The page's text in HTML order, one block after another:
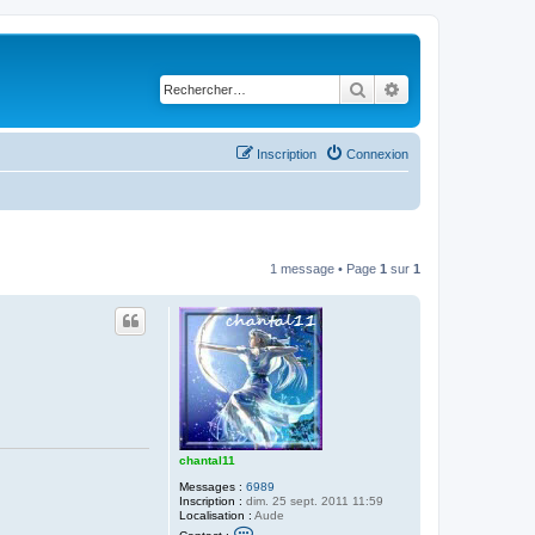
Rechercher
Connexion
Inscription
1 message • Page 1 sur 1
chantal11
Messages : 6989
Inscription : dim. 25 sept. 2011 11:59
Localisation : Aude